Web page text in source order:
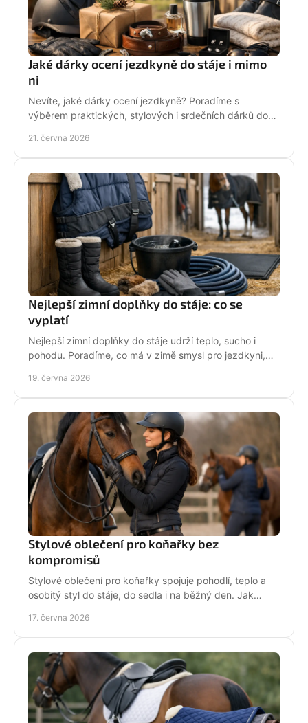
Jaké dárky ocení jezdkyně do stáje i mimo
ni
Nevíte, jaké dárky ocení jezdkyně? Poradíme s
výběrem praktických, stylových i srdečních dárků do
21. června 2026
Nejlepší zimní doplňky do stáje: co se
vyplatí
Nejlepší zimní doplňky do stáje udrží teplo, sucho i
pohodu. Poradíme, co má v zimě smysl pro jezdkyni,
19. června 2026
Stylové oblečení pro koňařky bez
kompromisů
Stylové oblečení pro koňařky spojuje pohodlí, teplo a
osobitý styl do stáje, do sedla i na běžný den. Jak
17. června 2026